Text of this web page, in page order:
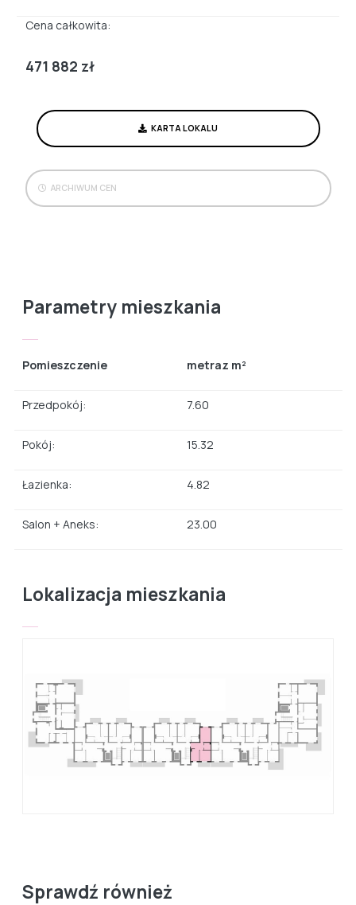
Cena całkowita:
471 882 zł
KARTA LOKALU
ARCHIWUM CEN
Parametry mieszkania
Pomieszczenie metraz m²
Przedpokój: 7.60
Pokój: 15.32
Łazienka: 4.82
Salon + Aneks: 23.00
Lokalizacja mieszkania
Sprawdź również